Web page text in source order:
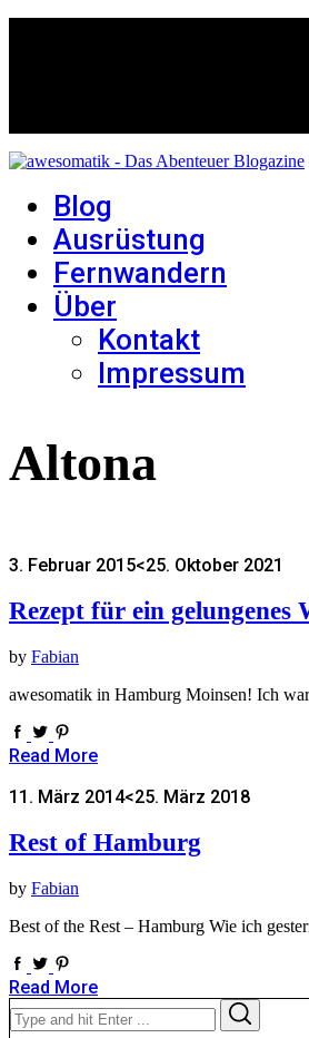
Blog
Ausrüstung
Fernwandern
Über
Kontakt
Impressum
Altona
3. Februar 2015<25. Oktober 2021
Rezept für ein gelungenes
by Fabian
awesomatik in Hamburg Moinsen! Ich
Read More
11. März 2014<25. März 2018
Rest of Hamburg
by Fabian
Best of the Rest – Hamburg Wie ich
Read More
Search
for: